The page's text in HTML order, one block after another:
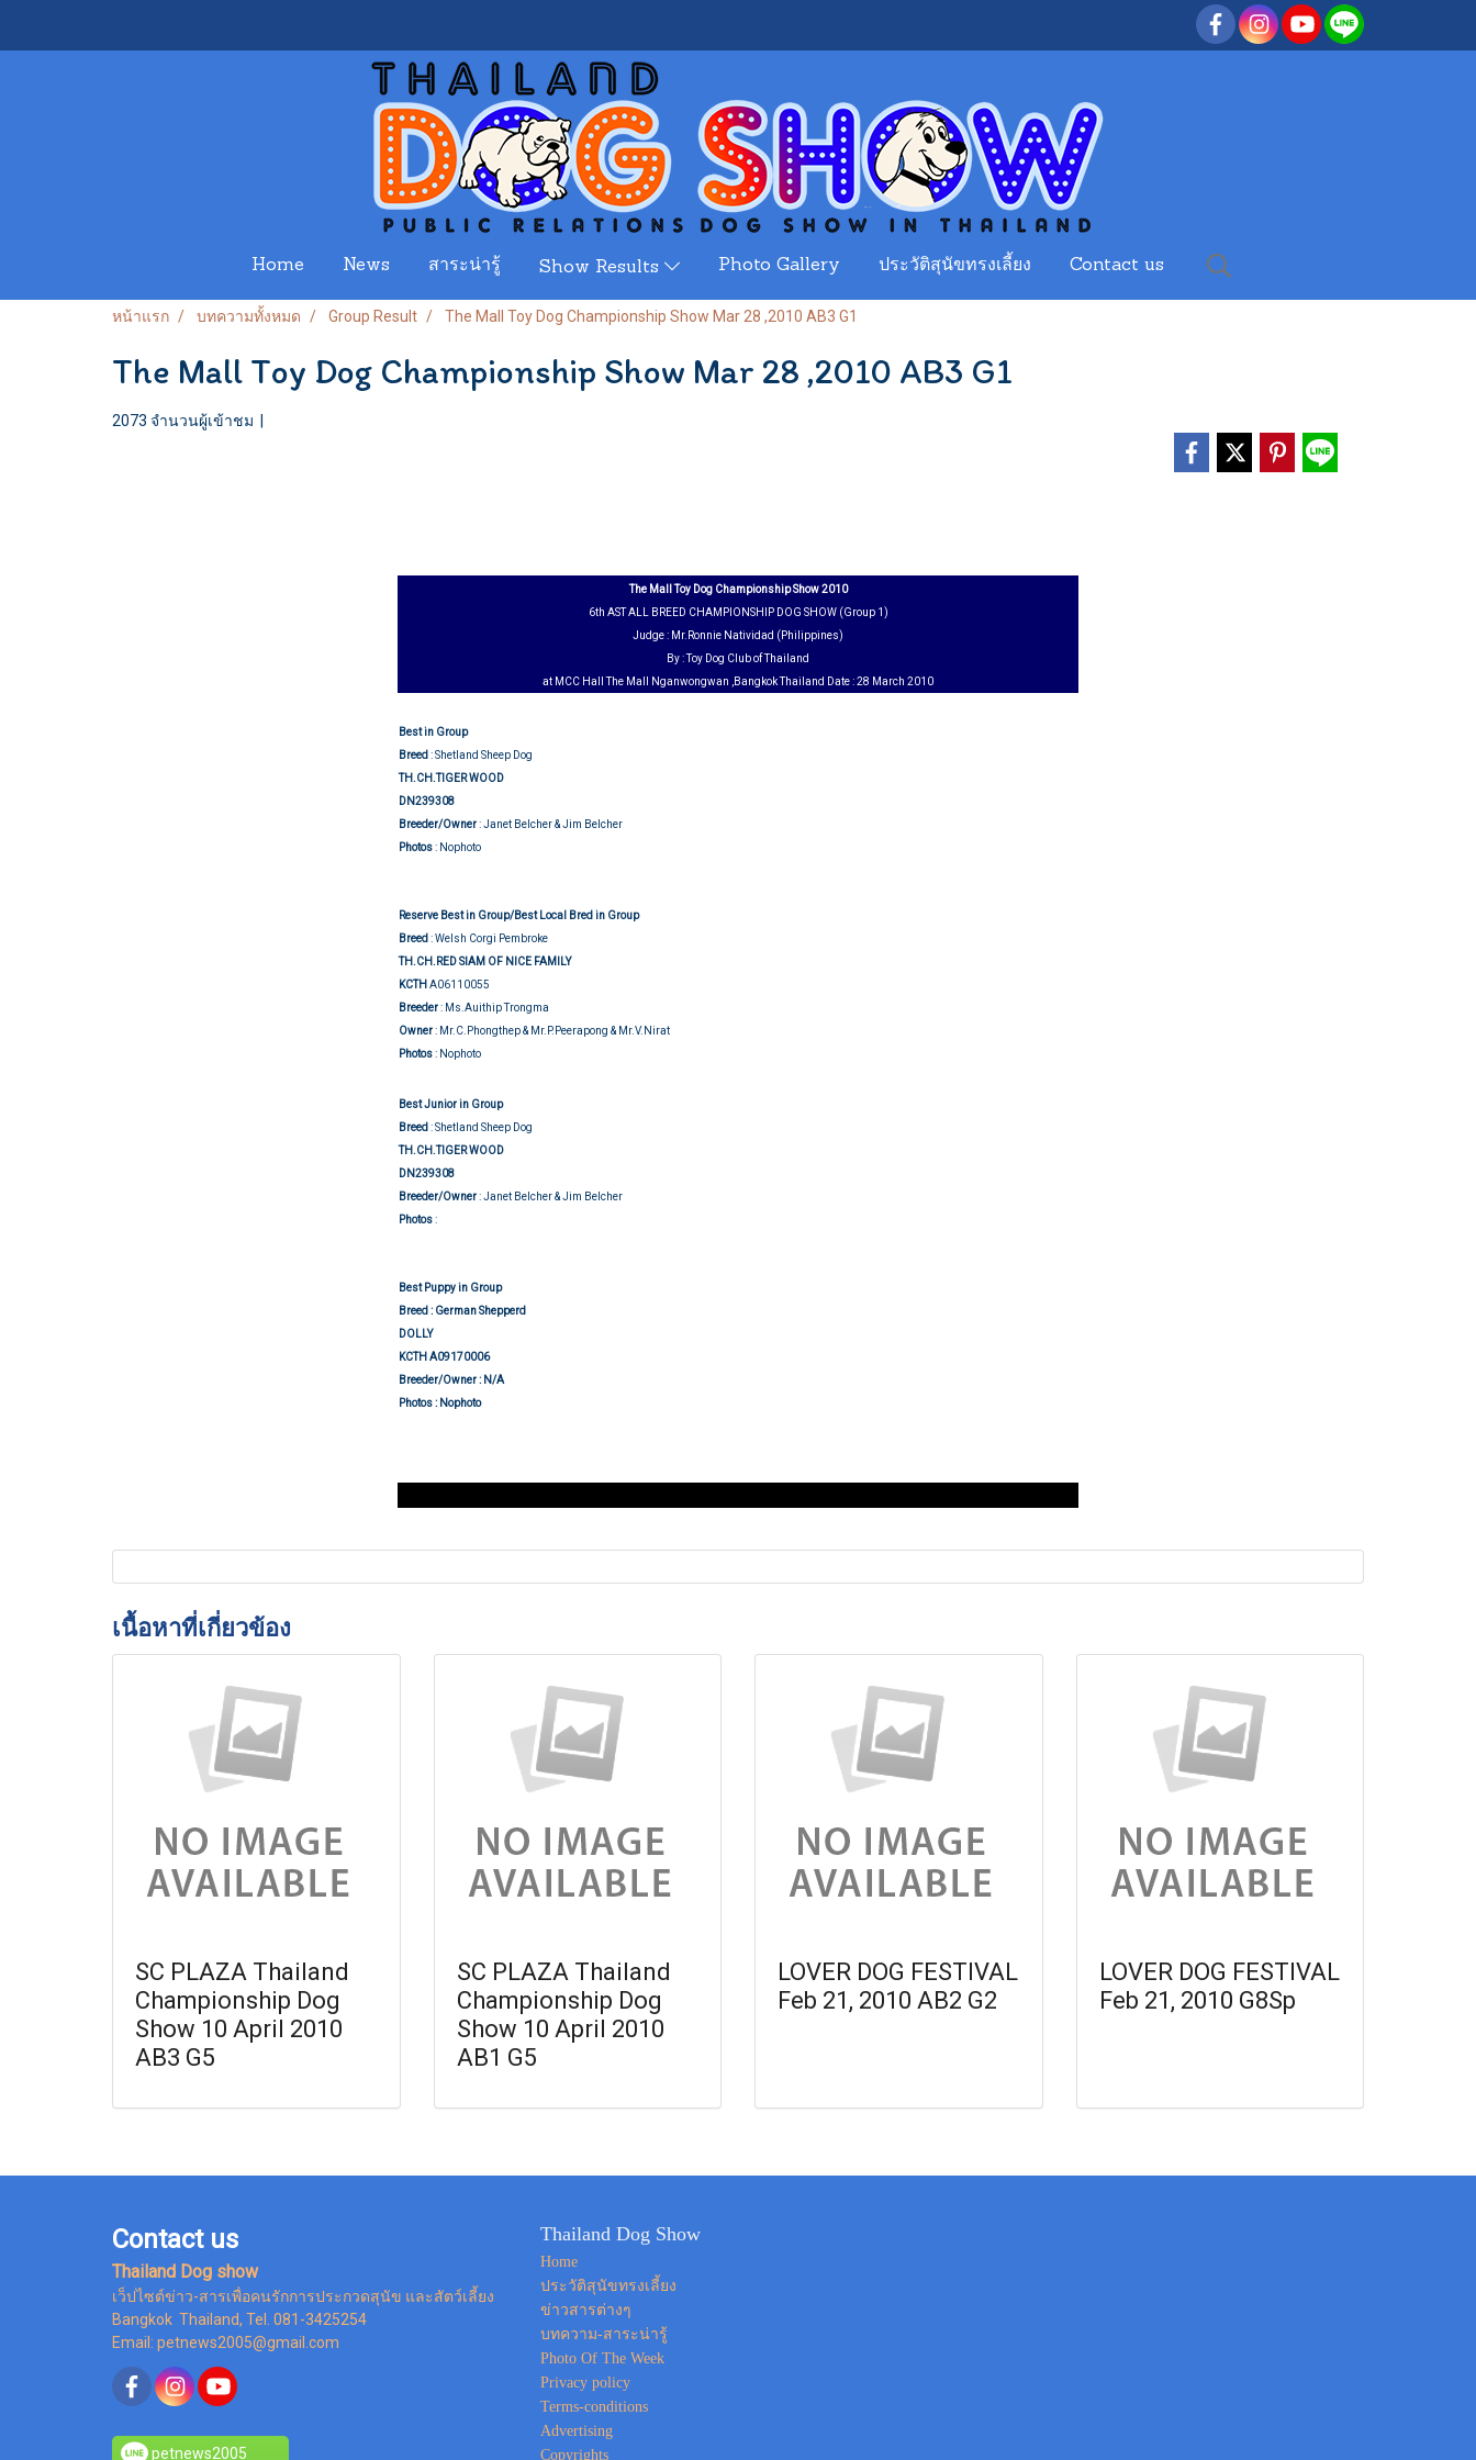
Home News สาระน่ารู้ Show Results Photo Gallery ประวัติสุนัขทรงเลี้ยง Contact us
หน้าแรก บทความทั้งหมด Group Result The Mall Toy Dog Championship Show Mar 28 ,2010 AB3 G1
The Mall Toy Dog Championship Show Mar 28 ,2010 AB3 G1
2073 จำนวนผู้เข้าชม |
The Mall Toy Dog Championship Show 2010
6th AST ALL BREED CHAMPIONSHIP DOG SHOW (Group 1)
Judge : Mr.Ronnie Natividad (Philippines)
By : Toy Dog Club of Thailand
at MCC Hall The Mall Nganwongwan ,Bangkok Thailand Date : 28 March 2010
Best in Group
Breed : Shetland Sheep Dog
TH.CH.TIGER WOOD
DN239308
Breeder/Owner: Janet Belcher & Jim Belcher
Photos: Nophoto
Reserve Best in Group/Best Local Bred in Group
Breed : Welsh Corgi Pembroke
TH.CH.RED SIAM OF NICE FAMILY
KCTH A06110055
Breeder: Ms.Auithip Trongma
Owner: Mr.C.Phongthep & Mr.P.Peerapong & Mr.V.Nirat
Photos: Nophoto
Best Junior in Group
Breed : Shetland Sheep Dog
TH.CH.TIGER WOOD
DN239308
Breeder/Owner: Janet Belcher & Jim Belcher
Photos:
Best Puppy in Group
Breed : German Shepperd
DOLLY
KCTH A09170006
Breeder/Owner: N/A
Photos: Nophoto
เนื้อหาที่เกี่ยวข้อง
SC PLAZA Thailand
Championship Dog
Show 10 April 2010
AB3 G5
SC PLAZA Thailand
Championship Dog
Show 10 April 2010
AB1 G5
LOVER DOG FESTIVAL
Feb 21, 2010 AB2 G2
LOVER DOG FESTIVAL
Feb 21, 2010 G8Sp
Contact us
Thailand Dog show
เว็ปไซต์ข่าว-สารเพื่อคนรักการประกวดสุนัข และสัตว์เลี้ยง
Bangkok Thailand, Tel. 081-3425254
Email: petnews2005@gmail.com
petnews2005
Thailand Dog Show
Home
ประวัติสุนัขทรงเลี้ยง
ข่าวสารต่างๆ
บทความ-สาระน่ารู้
Photo Of The Week
Privacy policy
Terms-conditions
Advertising
Copyrights